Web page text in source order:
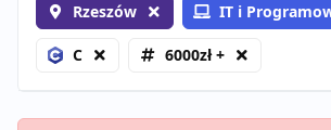
Rzeszów IT i
C 6000zł +